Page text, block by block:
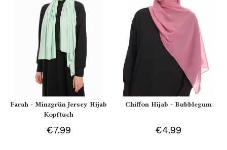
Farah - Minzgrün Jersey Hijab
Kopftuch
€7.99
Chiffon Hijab - Bubblegum
€4.99